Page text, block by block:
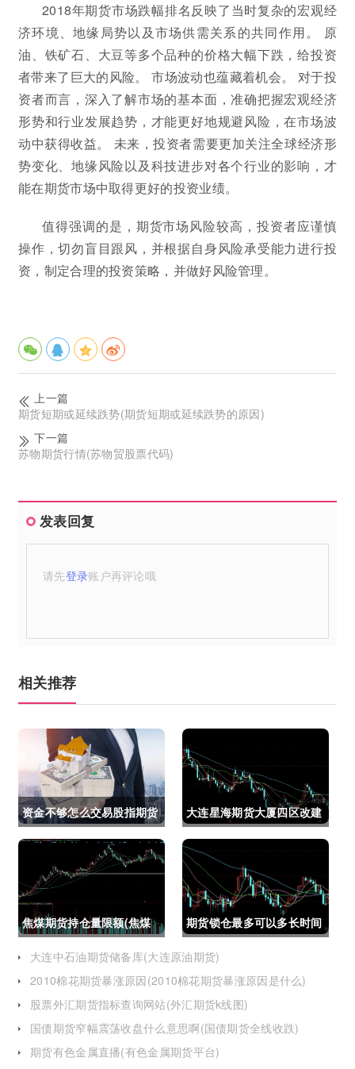
2018年期货市场跌幅排名反映了当时复杂的宏观经
济环境、地缘局势以及市场供需关系的共同作用。 原
油、铁矿石、大豆等多个品种的价格大幅下跌，给投资
者带来了巨大的风险。 市场波动也蕴藏着机会。 对于投
资者而言，深入了解市场的基本面，准确把握宏观经济
形势和行业发展趋势，才能更好地规避风险，在市场波
动中获得收益。 未来，投资者需要更加关注全球经济形
势变化、地缘风险以及科技进步对各个行业的影响，才
能在期货市场中取得更好的投资业绩。
值得强调的是，期货市场风险较高，投资者应谨慎
操作，切勿盲目跟风，并根据自身风险承受能力进行投
资，制定合理的投资策略，并做好风险管理。
上一篇
期货短期或延续跌势(期货短期或延续跌势的原因)
下一篇
苏物期货行情(苏物贸股票代码)
发表回复
请先登录账户再评论哦
相关推荐
资金不够怎么交易股指期货
(资金不够怎么交易股指期
货呢)
大连星海期货大厦四区改建
(大连星海广场期货大厦)
焦煤期货持仓量限额(焦煤
期货持仓量限额是多少)
期货锁仓最多可以多长时间
(期货锁仓最多可以多长时
间卖出)
大连中石油期货储备库(大连原油期货)
2010棉花期货暴涨原因(2010棉花期货暴涨原因是什么)
股票外汇期货指标查询网站(外汇期货k线图)
国债期货窄幅震荡收盘什么意思啊(国债期货全线收跌)
期货有色金属直播(有色金属期货平台)